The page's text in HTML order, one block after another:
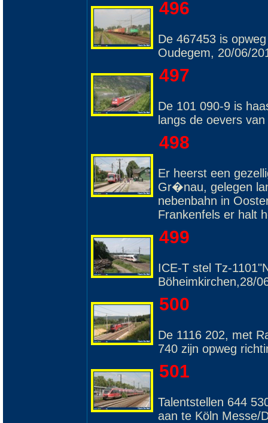
496
De 467453 is
Oudegem, 20/06/
497
De 101 090-9 is
langs de oevers
498
Er heerst een
Gr�nau, gelegen
nebenbahn in
Frankenfels er halt
499
ICE-T stel Tz-
Böheimkirchen,28/
500
De 1116 202, met
740 zijn opweg
501
Talentstellen 644
aan te Köln Messe/